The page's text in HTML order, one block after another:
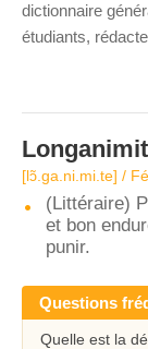
dictionnaire
étudiants,
[lɔ̃.ga.ni.mi.te] /
(Littéraire)
et bon
punir.
Questions
Quelle est la